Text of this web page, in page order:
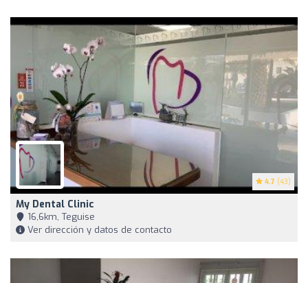
4.7 (43)
My Dental Clinic
16,6km, Teguise
Ver dirección y datos de contacto